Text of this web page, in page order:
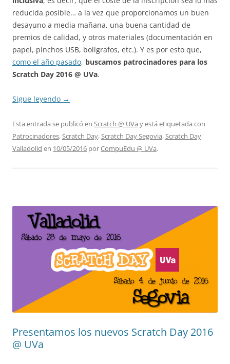
reducida posible… a la vez que proporcionamos un buen
desayuno a media mañana, una buena cantidad de
premios de calidad, y otros materiales (documentación en
papel, pinchos USB, bolígrafos, etc.). Y es por esto que,
como el año pasado, buscamos patrocinadores para los
Scratch Day 2016 @ UVa.
Sigue leyendo →
Esta entrada se publicó en Scratch @ UVa y está etiquetada con
Patrocinadores,Scratch Day,Scratch Day Segovia,Scratch Day
Valladolid en 10/05/2016 porCompuEdu @ UVa.
Presentamos los nuevos Scratch Day 2016
@ UVa